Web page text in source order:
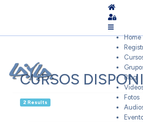
Home
Sign In
Home
Blog
Fotos
CURSOS
2 Results